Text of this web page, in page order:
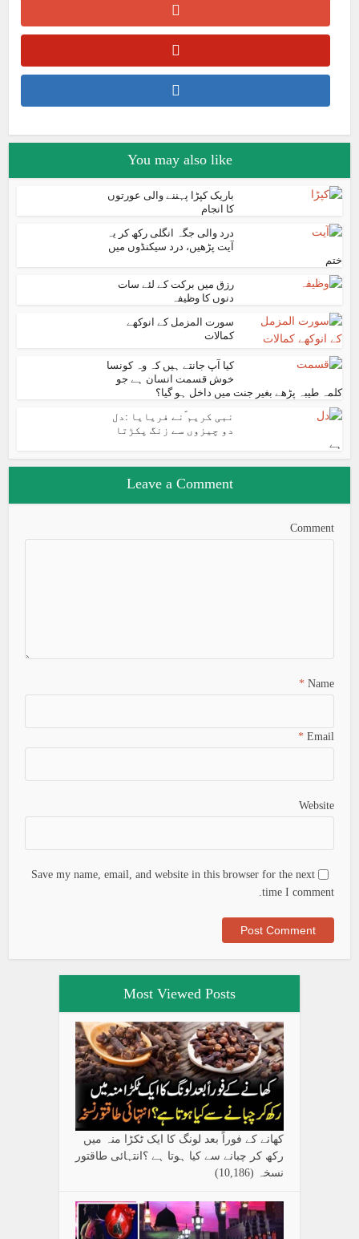
You may also like
باریک کپڑا پہننے والی عورتوں
کا انجام
درد والی جگہ انگلی رکھ کر یہ
آیت پڑھیں، درد سیکنڈوں میں
ختم
رزق میں برکت کے لئے سات
دنوں کا وظیفہ
سورت المزمل کے انوکھے
کمالات
کیا آپ جانتے ہیں کہ وہ کونسا
خوش قسمت انسان ہے جو
کلمہ طیبہ پڑھے بغیر جنت میں داخل ہو گیا؟
نبی کریم ؐنے فریایا :دل
دو چیزوں سے زنگ پکڑتا
ہے
Leave a Comment
Comment
Name
*
Email
*
Website
Save my name, email, and website in this browser for the next
time I comment.
Most Viewed Posts
کھانے کے فوراً بعد لونگ کا ایک ٹکڑا منہ میں
رکھ کر چبانے سے کیا ہوتا ہے ؟انتہائی طاقتور
نسخہ
(10,186)